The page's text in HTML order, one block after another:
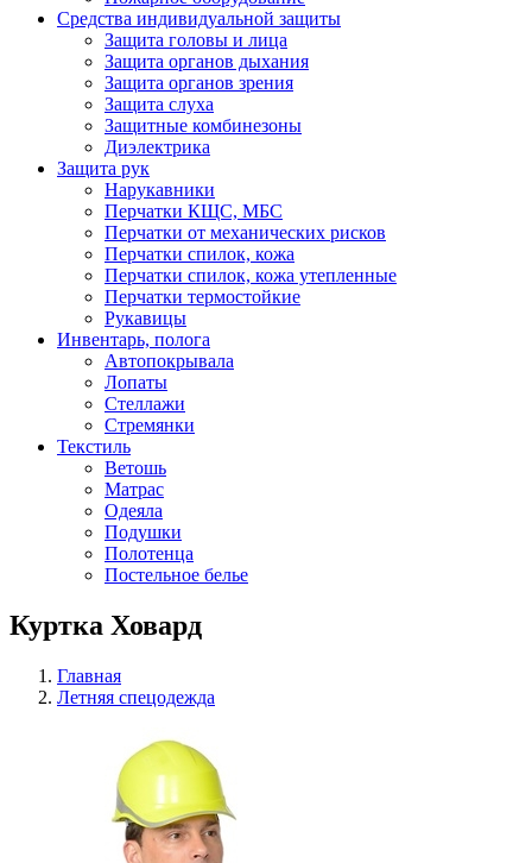
Средства индивидуальной защиты
Защита головы и лица
Защита органов дыхания
Защита органов зрения
Защита слуха
Защитные комбинезоны
Диэлектрика
Защита рук
Нарукавники
Перчатки КЩС, МБС
Перчатки от механических рисков
Перчатки спилок, кожа
Перчатки спилок, кожа утепленные
Перчатки термостойкие
Рукавицы
Инвентарь, полога
Автопокрывала
Лопаты
Стеллажи
Стремянки
Текстиль
Ветошь
Матрас
Одеяла
Подушки
Полотенца
Постельное белье
Куртка Ховард
Главная
Летняя спецодежда